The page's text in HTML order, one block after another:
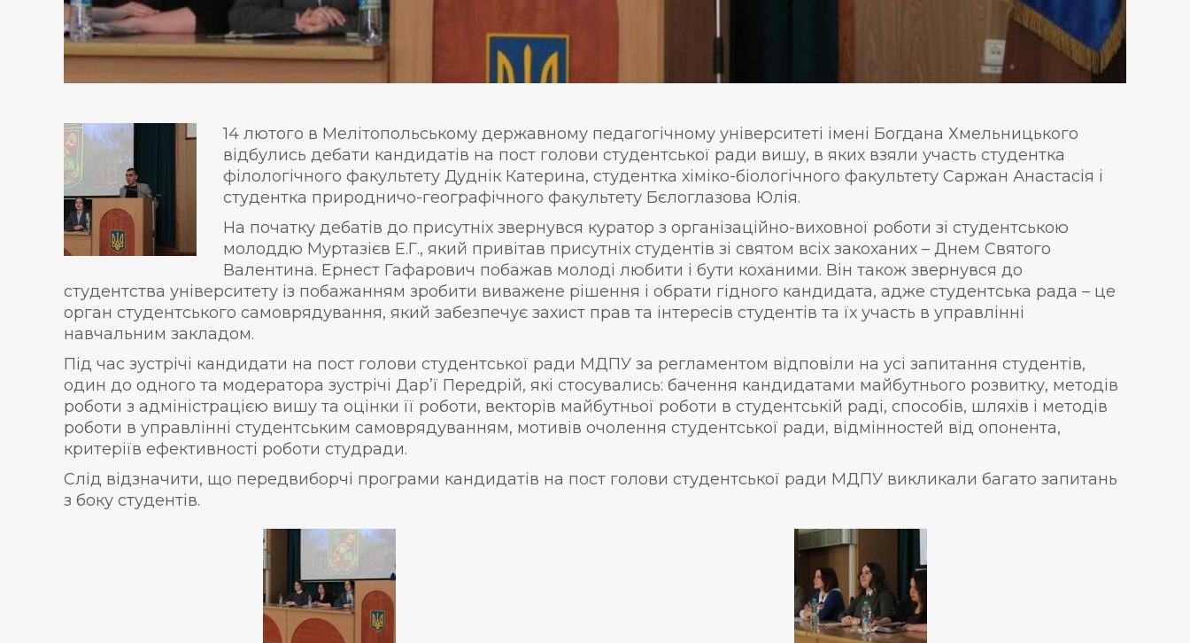
14 лютого в Мелітопольському державному педагогічному університеті імені Богдана Хмельницького
відбулись дебати кандидатів на пост голови студентської ради вишу, в яких взяли участь студентка
філологічного факультету Дуднік Катерина, студентка хіміко-біологічного факультету Саржан Анастасія і
студентка природничо-географічного факультету Бєлоглазова Юлія.
На початку дебатів до присутніх звернувся куратор з організаційно-виховної роботи зі студентською
молоддю Муртазієв Е.Г., який привітав присутніх студентів зі святом всіх закоханих – Днем Святого
Валентина. Ернест Гафарович побажав молоді любити і бути коханими. Він також звернувся до
студентства університету із побажанням зробити виважене рішення і обрати гідного кандидата, адже студентська рада – це
орган студентського самоврядування, який забезпечує захист прав та інтересів студентів та їх участь в управлінні
навчальним закладом.
Під час зустрічі кандидати на пост голови студентської ради МДПУ за регламентом відповіли на усі запитання студентів,
один до одного та модератора зустрічі Дар’ї Передрій, які стосувались: бачення кандидатами майбутнього розвитку, методів
роботи з адміністрацією вишу та оцінки її роботи, векторів майбутньої роботи в студентській раді, способів, шляхів і методів
роботи в управлінні студентським самоврядуванням, мотивів очолення студентської ради, відмінностей від опонента,
критеріїв ефективності роботи студради.
Слід відзначити, що передвиборчі програми кандидатів на пост голови студентської ради МДПУ викликали багато запитань
з боку студентів.